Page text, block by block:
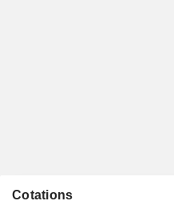
Cotations